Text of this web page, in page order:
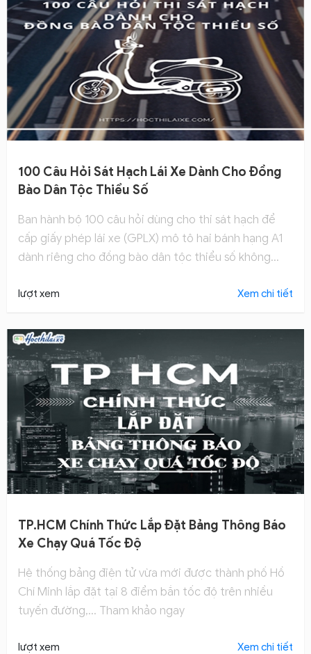
100 Câu Hỏi Sát Hạch Lái Xe Dành Cho Đồng
Bào Dân Tộc Thiểu Số
Ban hành bộ 100 câu hỏi dùng cho thi sát hạch để
cấp giấy phép lái xe (GPLX) mô tô hai bánh hạng A1
dành riêng cho đồng bào dân tộc thiểu số không
lượt xem Xem chi tiết
TP.HCM Chính Thức Lắp Đặt Bảng Thông Báo
Xe Chạy Quá Tốc Độ
Hệ thống bảng điện tử vừa mới được thành phố Hồ
Chí Minh lắp đặt tại 8 điểm bắn tốc độ trên nhiều
tuyến đường,... Tham khảo ngay
lượt xem Xem chi tiết